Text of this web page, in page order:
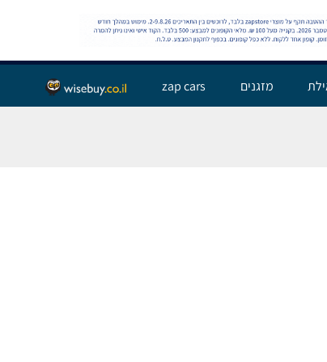
שלום אורח,
התחבר
מזגנים zap cars